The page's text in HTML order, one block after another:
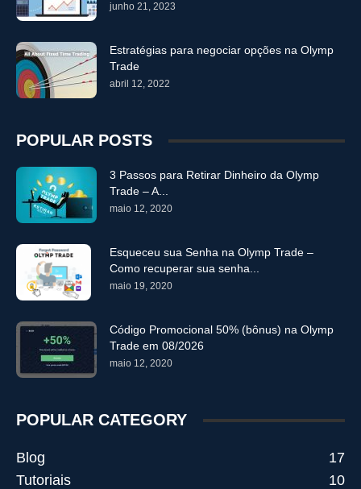
junho 21, 2023
Estratégias para negociar opções na Olymp
Trade
abril 12, 2022
POPULAR POSTS
3 Passos para Retirar Dinheiro da Olymp
Trade – A...
maio 12, 2020
Esqueceu sua Senha na Olymp Trade –
Como recuperar sua senha...
maio 19, 2020
Código Promocional 50% (bônus) na Olymp
Trade em 08/2026
maio 12, 2020
POPULAR CATEGORY
Blog
17
Tutoriais
10